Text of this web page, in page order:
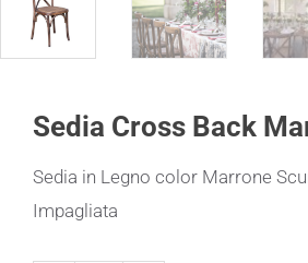
Sedia Cross Back
Sedia in Legno color Marrone
Impagliata